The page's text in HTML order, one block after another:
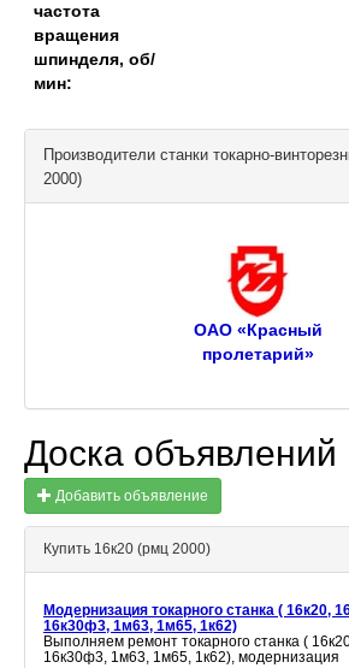
частота
вращения
шпинделя, об/
мин:
Производители станки токарно-
2000)
ОАО «Красный
пролетарий»
Доска объявлений
Добавить объявление
Купить 16к20 (рмц 2000)
Модернизация токарного станка ( 16к20,
16к30ф3, 1м63, 1м65, 1к62)
Выполняем ремонт токарного станка (
16к30ф3, 1м63, 1м65, 1к62), модернизация